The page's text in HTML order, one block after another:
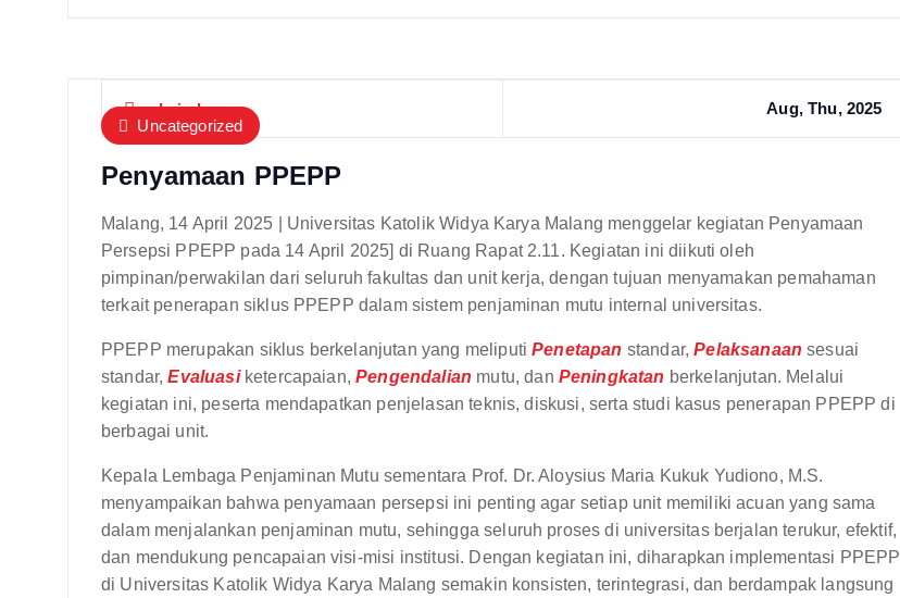
admin-lpm
Aug, Thu, 2025
Uncategorized
Penyamaan PPEPP
Malang, 14 April 2025 | Universitas Katolik Widya Karya Malang menggelar kegiatan Penyamaan
Persepsi PPEPP pada 14 April 2025] di Ruang Rapat 2.11. Kegiatan ini diikuti oleh
pimpinan/perwakilan dari seluruh fakultas dan unit kerja, dengan tujuan menyamakan pemahaman
terkait penerapan siklus PPEPP dalam sistem penjaminan mutu internal universitas.
PPEPP merupakan siklus berkelanjutan yang meliputiPenetapan standar,Pelaksanaan sesuai
standar,Evaluasiketercapaian,Pengendalian mutu, dan Peningkatan berkelanjutan. Melalui
kegiatan ini, peserta mendapatkan penjelasan teknis, diskusi, serta studi kasus penerapan PPEPP di
berbagai unit.
Kepala Lembaga Penjaminan Mutu sementara Prof. Dr. Aloysius Maria Kukuk Yudiono, M.S.
menyampaikan bahwa penyamaan persepsi ini penting agar setiap unit memiliki acuan yang sama
dalam menjalankan penjaminan mutu, sehingga seluruh proses di universitas berjalan terukur, efektif,
dan mendukung pencapaian visi-misi institusi. Dengan kegiatan ini, diharapkan implementasi PPEPP
di Universitas Katolik Widya Karya Malang semakin konsisten, terintegrasi, dan berdampak langsung